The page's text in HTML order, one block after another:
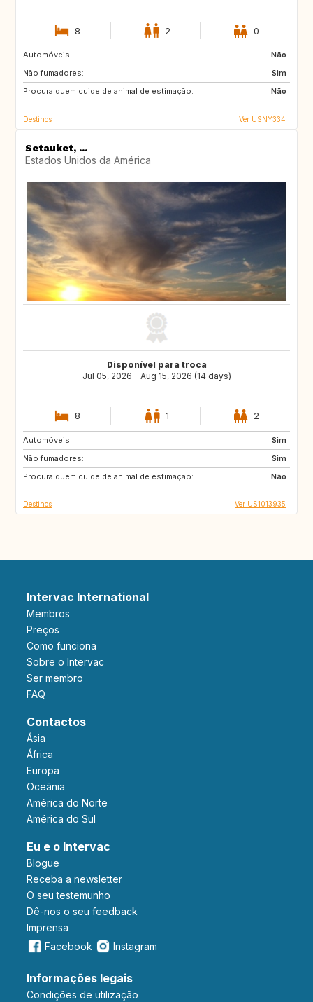
8 2 0
Automóveis:
Não
Não fumadores:
Sim
Procura quem cuide de animal de estimação:
Não
GB
US
Destinos Ver USNY334
Setauket, ...
Estados Unidos da América
Disponível para troca
Jul 05, 2026 - Aug 15, 2026 (14 days)
8 1 2
Automóveis:
Sim
Não fumadores:
Sim
Procura quem cuide de animal de estimação:
Não
PT
IE
GB
Destinos Ver US1013935
Intervac International
Membros
Preços
Como funciona
Sobre o Intervac
Ser membro
FAQ
Contactos
Ásia
África
Europa
Oceânia
América do Norte
América do Sul
Eu e o Intervac
Blogue
Receba a newsletter
O seu testemunho
Dê-nos o seu feedback
Imprensa
Facebook
Instagram
Informações legais
Condições de utilização